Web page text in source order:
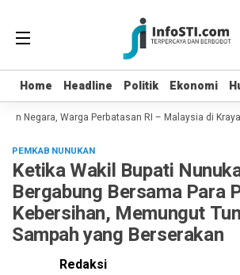
Home Headline Politik Ekonomi
Home Headline Politik Ekonomi
Negara, Warga Perbatasan RI – Malaysia di Krayan
PEMKAB NUNUKAN
Ketika Wakil Bupati
Bergabung Bersama Para
Kebersihan, Memungut
Sampah yang Berserakan
Redaksi